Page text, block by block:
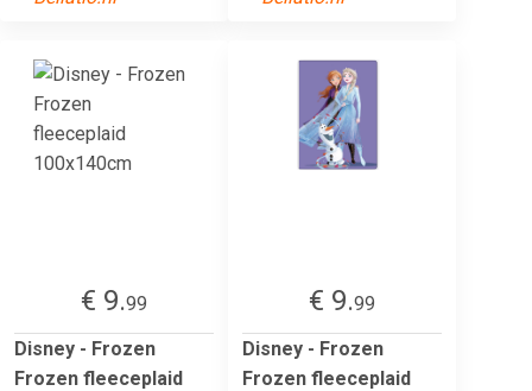
€ 9.99
Disney - Frozen
Frozen fleeceplaid
€ 9.99
Disney - Frozen
Frozen fleeceplaid